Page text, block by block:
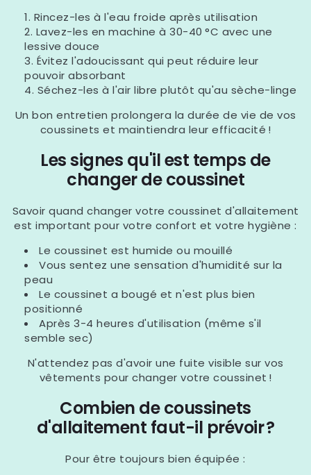
Rincez-les à l'eau froide après utilisation
Lavez-les en machine à 30-40 °C avec une
lessive douce
Évitez l'adoucissant qui peut réduire leur
pouvoir absorbant
Séchez-les à l'air libre plutôt qu'au sèche-linge
Un bon entretien prolongera la durée de vie de vos
coussinets et maintiendra leur efficacité !
Les signes qu'il est temps de
changer de coussinet
Savoir quand changer votre coussinet d'allaitement
est important pour votre confort et votre hygiène :
Le coussinet est humide ou mouillé
Vous sentez une sensation d'humidité sur la
peau
Le coussinet a bougé et n'est plus bien
positionné
Après 3-4 heures d'utilisation (même s'il
semble sec)
N'attendez pas d'avoir une fuite visible sur vos
vêtements pour changer votre coussinet !
Combien de coussinets
d'allaitement faut-il prévoir ?
Pour être toujours bien équipée :